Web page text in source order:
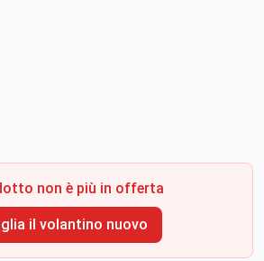
non è più in offerta
il volantino nuovo